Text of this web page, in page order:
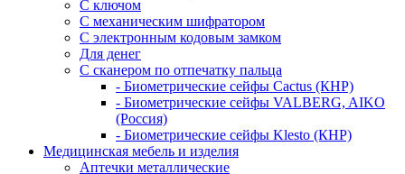
С ключом
С механическим шифратором
С электронным кодовым замком
Для денег
С сканером по отпечатку пальца
- Биометрические сейфы Cactus (КНР)
- Биометрические сейфы VALBERG, AIKO
(Россия)
- Биометрические сейфы Klesto (КНР)
Медицинская мебель и изделия
Аптечки металлические